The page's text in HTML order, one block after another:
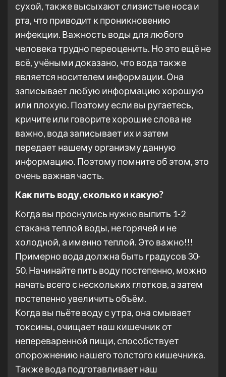
сухой, также высыхают слизистые носа и
рта, что приводит к проникновению
инфекции. Важность воды для любого
человека трудно переоценить. Но это ещё не
всё, учёными доказано, что вода также
является носителем информации. Она
записывает любую информацию хорошую
или плохую. Поэтому если вы ругаетесь,
кричите или говорите хорошие слова не
важно, вода записывает их и затем
передает нашему организму данную
информацию. Поэтому помните об этом, это
очень важная часть.
Как пить воду, сколько и какую?
Когда вы проснулись нужно выпить 1-2
стакана теплой воды, не горячей и не
холодной, а именно теплой. Это важно!!!
Примерно вода должна быть градусов 30-
50. Начинайте пить воду постепенно, можно
начать всего с нескольких глотков, а затем
постепенно увеличить объём.
Когда вы пьёте воду с утра, она смывает
токсины, очищает наш кишечник от
непереваренной пищи, способствует
опорожнению нашего толстого кишечника.
Также вода подготавливает наш